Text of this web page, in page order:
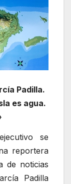
Padilla.
es agua.
se
reportera
de noticias
Padilla